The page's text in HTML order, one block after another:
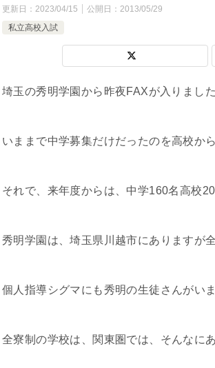
更新日： 2023/04/15 公開日： 2013/05/29
私立高校入試
埼玉の秀明学園から昨夜FAXが入りました
いままで中学募集だけだったのを高校か
それで、来年度からは、中学160名高校
秀明学園は、埼玉県川越市にありますが
個人指導シグマにも秀明の生徒さんがい
全寮制の学校は、関東圏では、そんなに